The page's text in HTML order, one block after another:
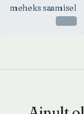
meheks saamisel